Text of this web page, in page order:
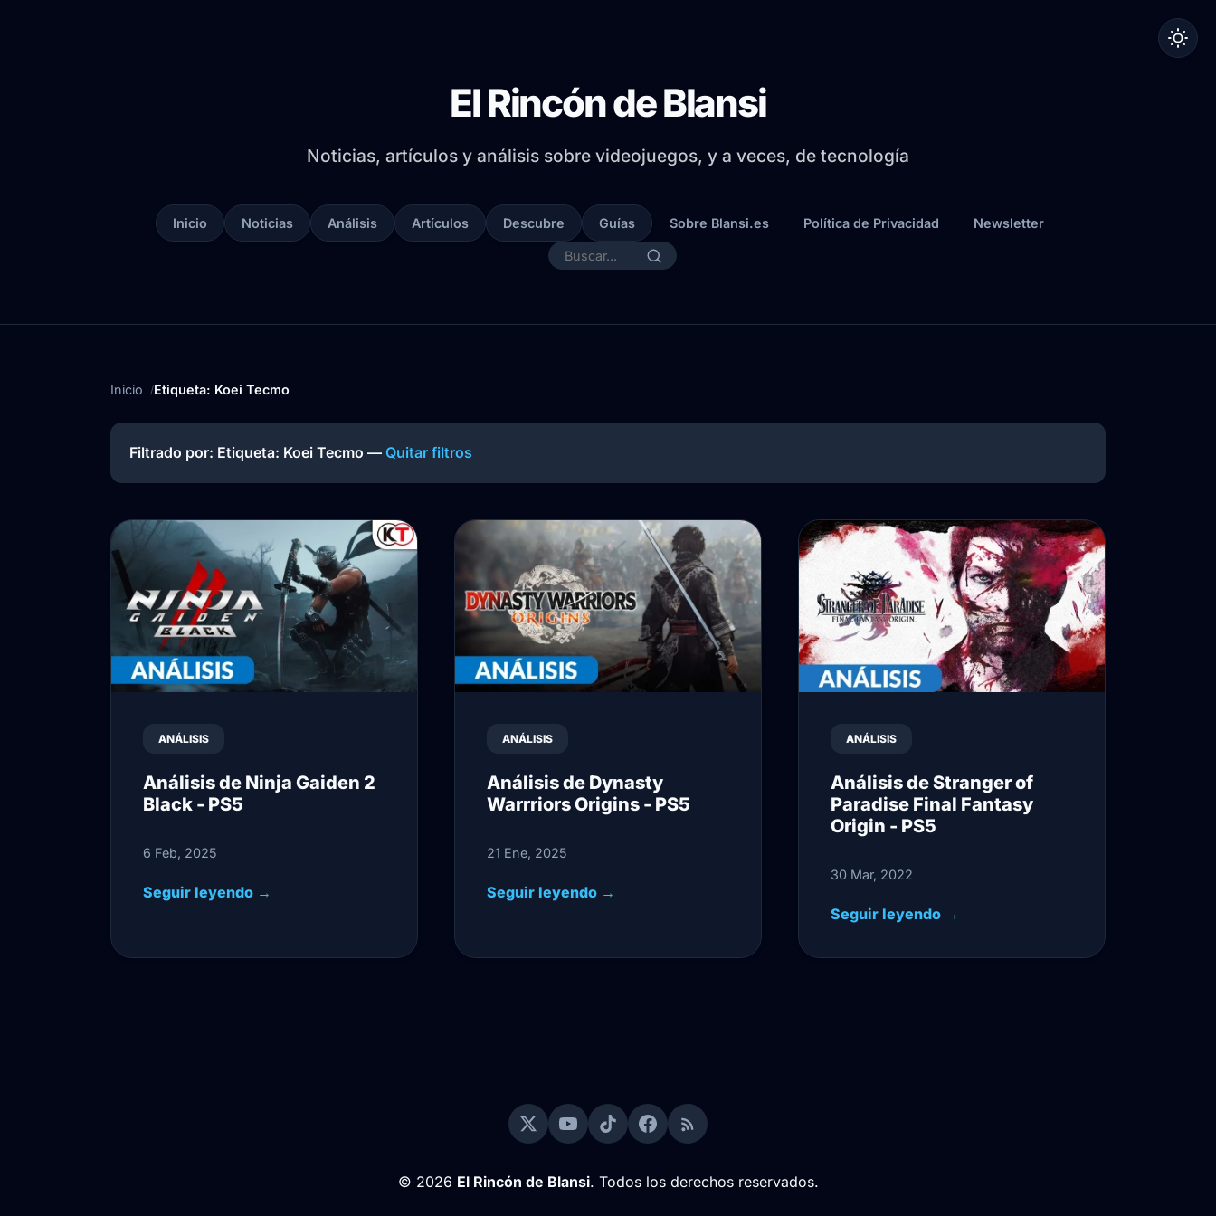
El Rincón de Blansi
Noticias, artículos y análisis sobre videojuegos, y a veces, de tecnología
Inicio Noticias Análisis Artículos Descubre Guías Sobre Blansi.es Política de Privacidad Newsletter
Inicio Etiqueta: Koei Tecmo
Filtrado por: Etiqueta: Koei Tecmo — Quitar filtros
ANÁLISIS
Análisis de Ninja Gaiden 2
Black - PS5
6 Feb, 2025
Seguir leyendo →
ANÁLISIS
Análisis de Dynasty
Warrriors Origins - PS5
21 Ene, 2025
Seguir leyendo →
ANÁLISIS
Análisis de Stranger of
Paradise Final Fantasy
Origin - PS5
30 Mar, 2022
Seguir leyendo →
© 2026 El Rincón de Blansi. Todos los derechos reservados.